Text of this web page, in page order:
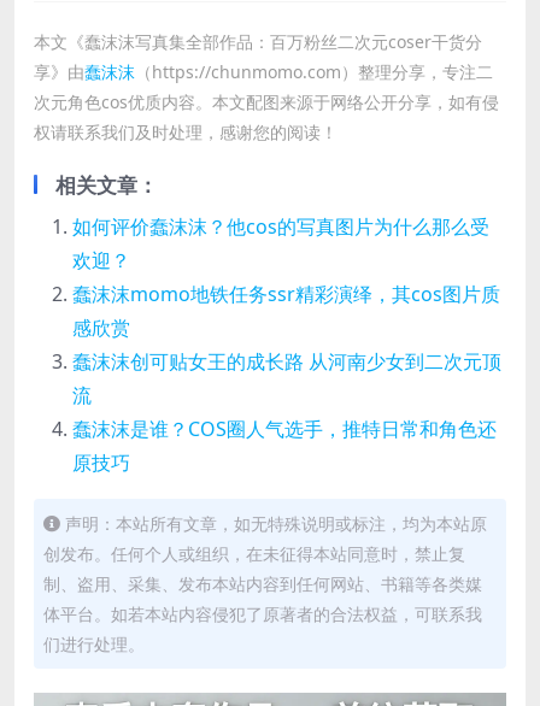
本文《蠢沫沫写真集全部作品：百万粉丝二次元coser干货分
享》由蠢沫沫 （https://chunmomo.com）整理分享，专注二
次元角色cos优质内容。本文配图来源于网络公开分享，如有侵
权请联系我们及时处理，感谢您的阅读！
相关文章：
如何评价蠢沫沫？他cos的写真图片为什么那么受
欢迎？
蠢沫沫momo地铁任务ssr精彩演绎，其cos图片质
感欣赏
蠢沫沫创可贴女王的成长路 从河南少女到二次元顶
流
蠢沫沫是谁？COS圈人气选手，推特日常和角色还
原技巧
声明：本站所有文章，如无特殊说明或标注，均为本站原
创发布。任何个人或组织，在未征得本站同意时，禁止复
制、盗用、采集、发布本站内容到任何网站、书籍等各类媒
体平台。如若本站内容侵犯了原著者的合法权益，可联系我
们进行处理。